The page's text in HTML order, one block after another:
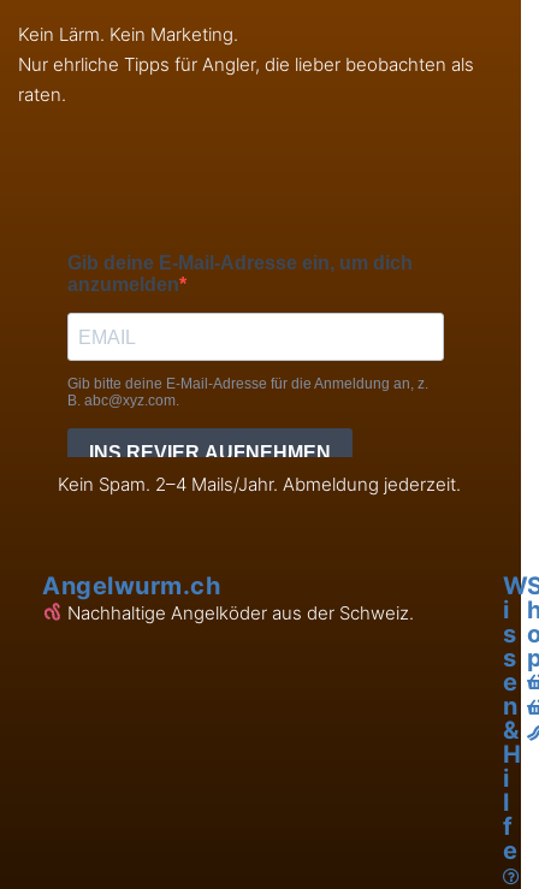
Kein Lärm. Kein Marketing.
Nur ehrliche Tipps für Angler, die lieber beobachten als
raten.
Kein Spam. 2–4 Mails/Jahr. Abmeldung jederzeit.
Angelwurm.ch
Nachhaltige Angelköder aus der Schweiz.
W
i
s
s
e
n
&
H
i
l
f
e